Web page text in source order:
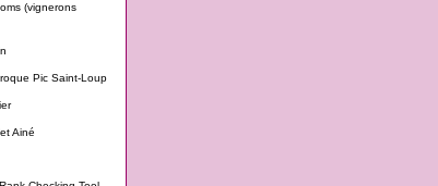
(vignerons
Pic Saint-Loup
Ainé